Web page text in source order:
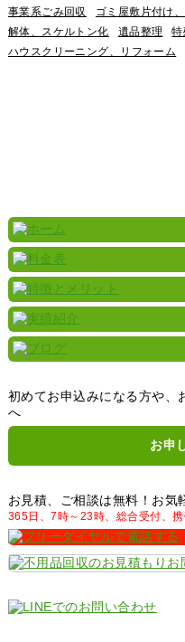
事業系ごみ回収
ゴミ屋敷片付け
解体、スケルトン化
遺品整理 特
ハウスクリーニング、リフォーム
初めてお申込みになる方や、
へ
お申
お見積、ご相談は無料！お気
365日、7時～23時、総合受付、携